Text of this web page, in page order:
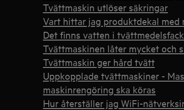
Tvättmaskin utlöser säkringar
Vart hittar jag produktdekal med
Det finns vatten i
Tvättmaskinen låter mycket och
Tvättmaskin ger hård tvätt
Uppkopplade tvättmaskiner -
maskinrengöring ska köras
Hur återställer jag WiFi-